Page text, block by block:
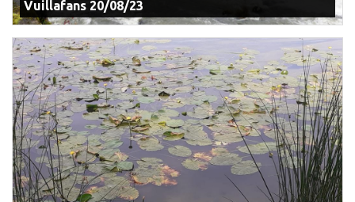
Vuillafans 20/08/23